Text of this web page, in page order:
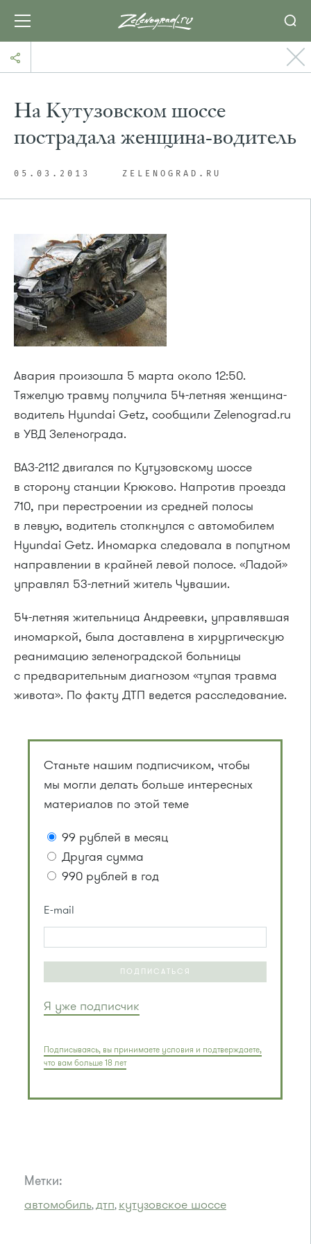
На Кутузовском шоссе
пострадала женщина-водитель
05.03.2013 ZELENOGRAD.RU
Авария произошла 5 марта около 12:50.
Тяжелую травму получила 54-летняя женщина-
водитель Hyundai Getz, сообщили Zelenograd.ru
в УВД Зеленограда.
ВАЗ-2112 двигался по Кутузовскому шоссе
в сторону станции Крюково. Напротив проезда
710, при перестроении из средней полосы
в левую, водитель столкнулся с автомобилем
Hyundai Getz. Иномарка следовала в попутном
направлении в крайней левой полосе. «Ладой»
управлял 53-летний житель Чувашии.
54-летняя жительница Андреевки, управлявшая
иномаркой, была доставлена в хирургическую
реанимацию зеленоградской больницы
с предварительным диагнозом «тупая травма
живота». По факту ДТП ведется расследование.
Станьте нашим подписчиком, чтобы
мы могли делать больше интересных
материалов по этой теме
99 рублей в месяц
Другая сумма
990 рублей в год
E-mail
ПОДПИСАТЬСЯ
Я уже подписчик
Подписываясь, вы принимаете условия и подтверждаете,
что вам больше 18 лет
Метки:
автомобиль,дтп, кутузовское шоссе